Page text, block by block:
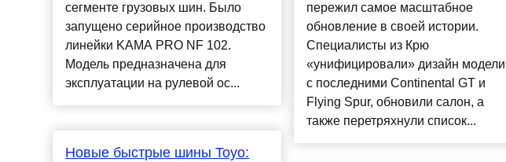
сегменте грузовых шин. Было
запущено серийное производство
линейки KAMA PRO NF 102.
Модель предназначена для
эксплуатации на рулевой ос...
Новые быстрые шины Toyo:
пережил самое масштабное
обновление в своей истории.
Специалисты из Крю
«унифицировали» дизайн модели
с последними Continental GT и
Flying Spur, обновили салон, а
также перетряхнули список...